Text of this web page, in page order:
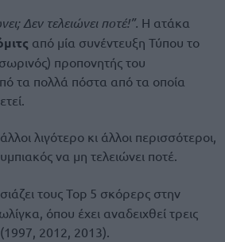
Δεν τελειώνει ποτέ!”. Η ατάκα
από μία συνέντευξη Τύπου το
προπονητής του
τα πολλά πόστα από τα οποία
λιγότερο κι άλλοι περισσότεροι,
να μη τελειώνει ποτέ.
τους Top 5 σκόρερς στην
όπου έχει αναδειχθεί τρεις
2012, 2013).